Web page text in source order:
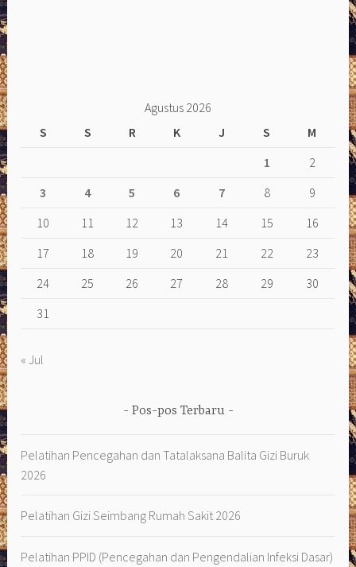
Agustus 2026
S
S R K J S
M
1
2
3
4 5 6 7 8
9
10
11 12 13 14 15
16
17
18 19 20 21 22
23
24
25 26 27 28 29
30
31
« Jul
Pos-pos Terbaru
Pelatihan Pencegahan dan Tatalaksana Balita Gizi Buruk
2026
Pelatihan Gizi Seimbang Rumah Sakit 2026
Pelatihan PPID (Pencegahan dan Pengendalian Infeksi Dasar)